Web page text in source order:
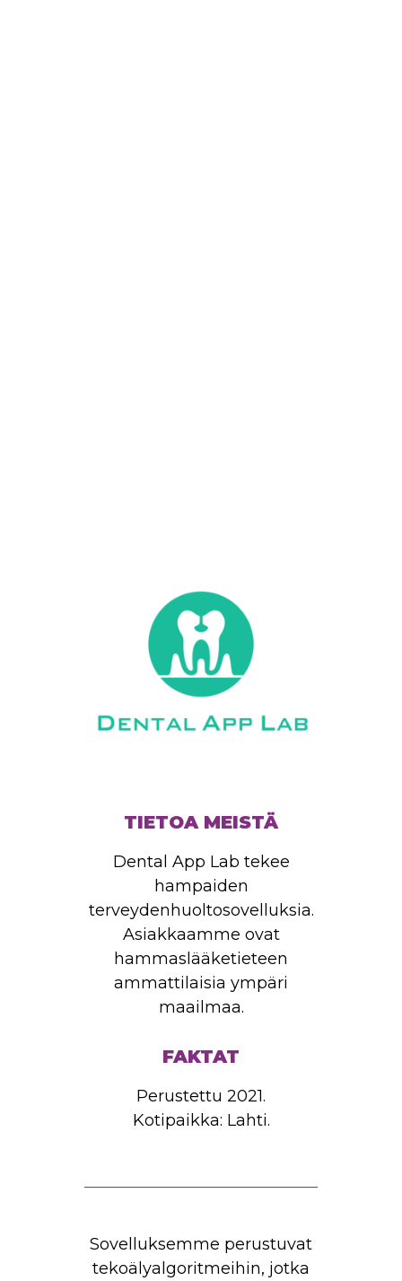
Sovelluksemme perustuvat
tekoälyalgoritmeihin, jotka
TIETOA MEISTÄ
Dental App Lab tekee
hampaiden
terveydenhuoltosovelluksia.
Asiakkaamme ovat
hammaslääketieteen
ammattilaisia ​​ympäri
maailmaa.
FAKTAT
Perustettu 2021.
Kotipaikka: Lahti.